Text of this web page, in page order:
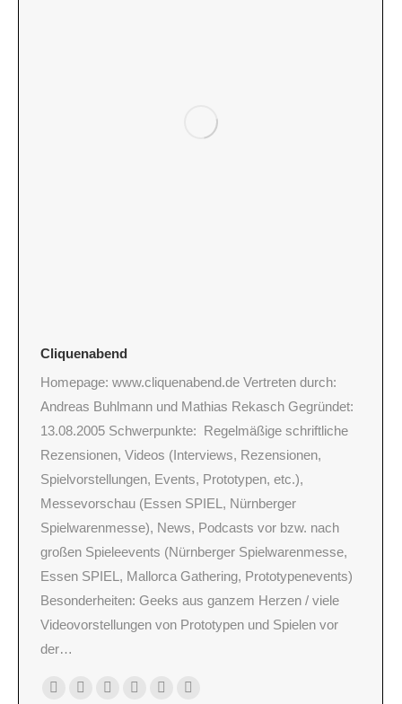
Cliquenabend
Homepage: www.cliquenabend.de Vertreten durch:
Andreas Buhlmann und Mathias Rekasch Gegründet:
13.08.2005 Schwerpunkte: Regelmäßige schriftliche
Rezensionen, Videos (Interviews, Rezensionen,
Spielvorstellungen, Events, Prototypen, etc.),
Messevorschau (Essen SPIEL, Nürnberger
Spielwarenmesse), News, Podcasts vor bzw. nach
großen Spieleevents (Nürnberger Spielwarenmesse,
Essen SPIEL, Mallorca Gathering, Prototypenevents)
Besonderheiten: Geeks aus ganzem Herzen / viele
Videovorstellungen von Prototypen und Spielen vor
der…